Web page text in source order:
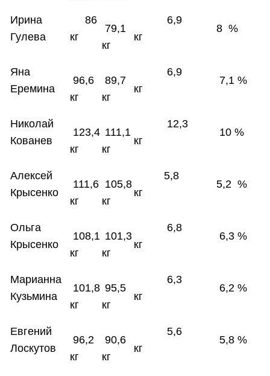
Ирина
Гулева
86
кг
79,1
кг
6,9
кг
8 %
Яна
Еремина
96,6
кг
89,7
кг
6,9
кг
7,1 %
Николай
Кованев
123,4
кг
111,1
кг
12,3
кг
10 %
Алексей
Крысенко
111,6
кг
105,8
кг
5,8
кг
5,2 %
Ольга
Крысенко
108,1
кг
101,3
кг
6,8
кг
6,3 %
Марианна
Кузьмина
101,8
кг
95,5
кг
6,3
кг
6,2 %
Евгений
Лоскутов
96,2
кг
90,6
кг
5,6
кг
5,8 %